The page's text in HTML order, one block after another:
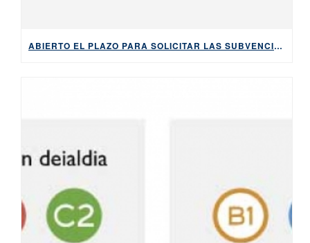
ABIERTO EL PLAZO PARA SOLICITAR LAS SUBVENCIONES DEL AYUNTAMIENTO DE BILBAO PARA APRENDER EUSKARA, HASTA EL 5 DE MAYO DE 2026